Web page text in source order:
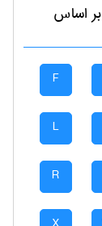
بر اساس
F
L
R